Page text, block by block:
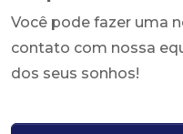
Você pode fazer uma
contato com nossa
dos seus sonhos!